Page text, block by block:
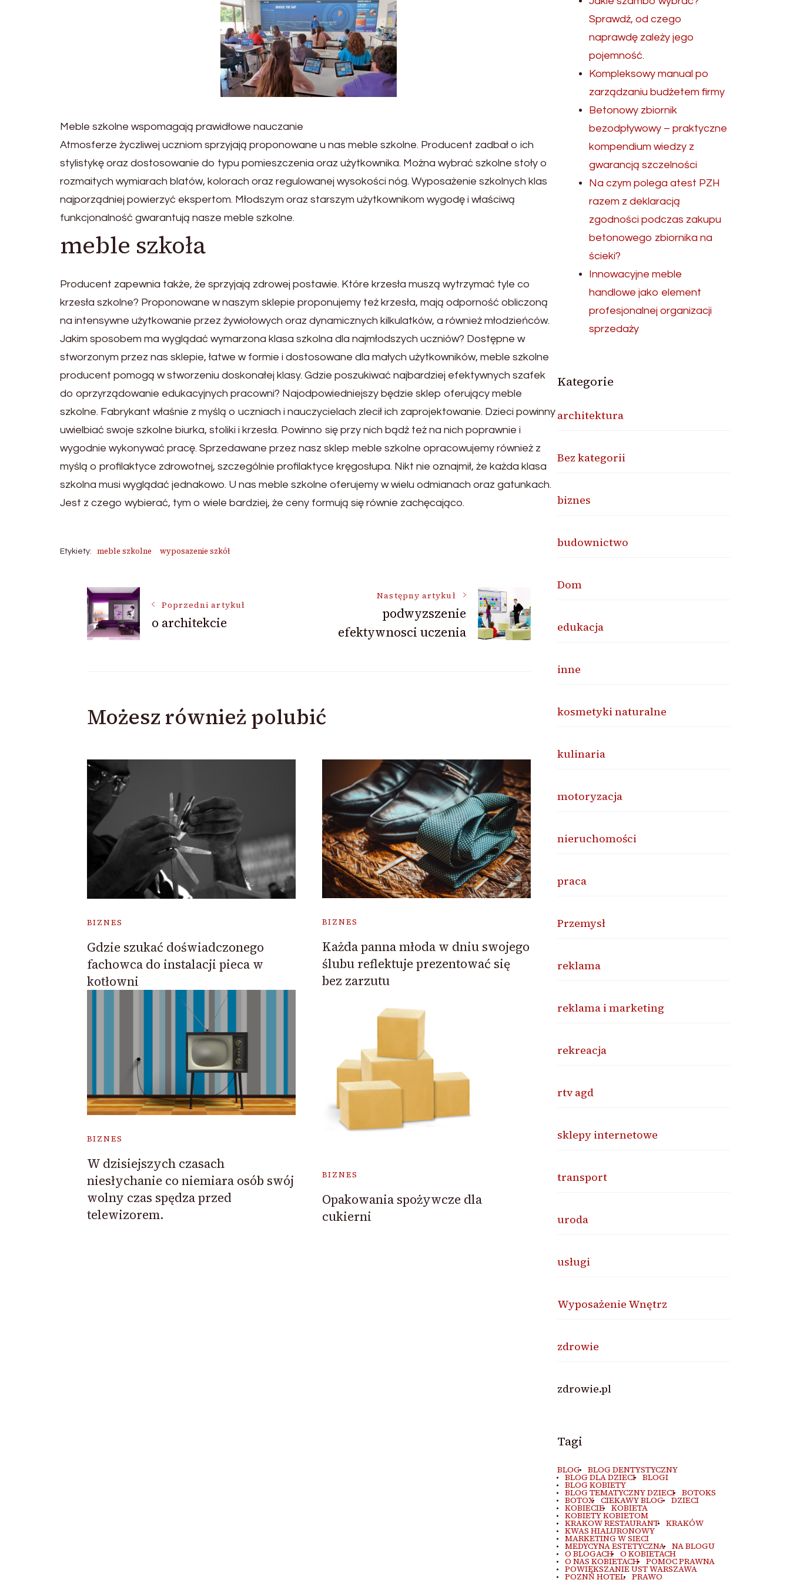
Meble szkolne wspomagają prawidłowe nauczanie
Atmosferze życzliwej uczniom sprzyjają proponowane u nas meble szkolne. Producent zadbał o ich
stylistykę oraz dostosowanie do typu pomieszczenia oraz użytkownika. Można wybrać szkolne stoły o
rozmaitych wymiarach blatów, kolorach oraz regulowanej wysokości nóg. Wyposażenie szkolnych klas
najporządniej powierzyć ekspertom. Młodszym oraz starszym użytkownikom wygodę i właściwą
funkcjonalność gwarantują nasze meble szkolne.
meble szkoła
Producent zapewnia także, że sprzyjają zdrowej postawie. Które krzesła muszą wytrzymać tyle co
krzesła szkolne? Proponowane w naszym sklepie proponujemy też krzesła, mają odporność obliczoną
na intensywne użytkowanie przez żywiołowych oraz dynamicznych kilkulatków, a również młodzieńców.
Jakim sposobem ma wyglądać wymarzona klasa szkolna dla najmłodszych uczniów? Dostępne w
stworzonym przez nas sklepie, łatwe w formie i dostosowane dla małych użytkowników, meble szkolne
producent pomogą w stworzeniu doskonałej klasy. Gdzie poszukiwać najbardziej efektywnych szafek
do oprzyrządowanie edukacyjnych pracowni? Najodpowiedniejszy będzie sklep oferujący meble
szkolne. Fabrykant właśnie z myślą o uczniach i nauczycielach zlecił ich zaprojektowanie. Dzieci powinny
uwielbiać swoje szkolne biurka, stoliki i krzesła. Powinno się przy nich bądź też na nich poprawnie i
wygodnie wykonywać pracę. Sprzedawane przez nasz sklep meble szkolne opracowujemy również z
myślą o profilaktyce zdrowotnej, szczególnie profilaktyce kręgosłupa. Nikt nie oznajmił, że każda klasa
szkolna musi wyglądać jednakowo. U nas meble szkolne oferujemy w wielu odmianach oraz gatunkach.
Jest z czego wybierać, tym o wiele bardziej, że ceny formują się równie zachęcająco.
Etykiety: meble szkolne wyposazenie szkół
Nawigacja
wpisu
Poprzedni artykuł
o architekcie
Następny artykuł
podwyzszenie
efektywnosci uczenia
Możesz również polubić
BIZNES
Gdzie szukać doświadczonego
fachowca do instalacji pieca w
kotłowni
BIZNES
Każda panna młoda w dniu swojego
ślubu reflektuje prezentować się
bez zarzutu
BIZNES
W dzisiejszych czasach
niesłychanie co niemiara osób swój
wolny czas spędza przed
telewizorem.
BIZNES
Opakowania spożywcze dla
cukierni
Sprawdź, od czego
naprawdę zależy jego
pojemność.
Kompleksowy manual po
zarządzaniu budżetem firmy
Betonowy zbiornik
bezodpływowy – praktyczne
kompendium wiedzy z
gwarancją szczelności
Na czym polega atest PZH
razem z deklaracją
zgodności podczas zakupu
betonowego zbiornika na
ścieki?
Innowacyjne meble
handlowe jako element
profesjonalnej organizacji
sprzedaży
Kategorie
architektura
Bez kategorii
biznes
budownictwo
Dom
edukacja
inne
kosmetyki naturalne
kulinaria
motoryzacja
nieruchomości
praca
Przemysł
reklama
reklama i marketing
rekreacja
rtv agd
sklepy internetowe
transport
uroda
usługi
Wyposażenie Wnętrz
zdrowie
zdrowie.pl
Tagi
BLOG BLOG DENTYSTYCZNY
BLOG DLA DZIECI BLOGI
BLOG KOBIETY
BLOG TEMATYCZNY DZIECI BOTOKS
BOTOX CIEKAWY BLOG DZIECI
KOBIECIE KOBIETA
KOBIETY KOBIETOM
KRAKOW RESTAURANT KRAKÓW
KWAS HIALURONOWY
MARKETING W SIECI
MEDYCYNA ESTETYCZNA NA BLOGU
O BLOGACH O KOBIETACH
O NAS KOBIETACH POMOC PRAWNA
POWIĘKSZANIE UST WARSZAWA
POZNŃ HOTEL PRAWO